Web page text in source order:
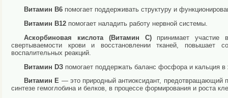
Витамин В6 помогает поддерживать структуру и
Витамин В12 помогает наладить работу нервной системы.
Аскорбиновая кислота (Витамин С)принимает участие в
свертываемости крови и восстановлении тканей, повышает
воспалительных реакций.
Витамин DЗ помогает поддержать баланс фосфора и кальция
Витамин Е — это природный антиоксидант, предотвращающий
синтезе гемоглобина и белков, в процессе формирования и роста